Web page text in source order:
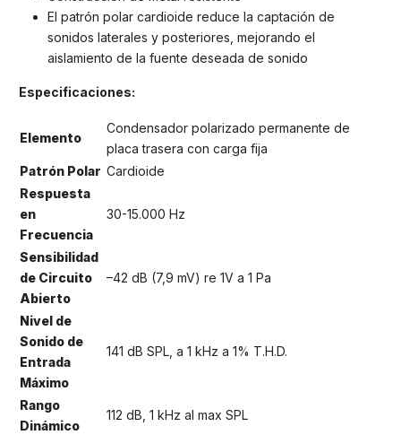
El patrón polar cardioide reduce la captación de
sonidos laterales y posteriores, mejorando el
aislamiento de la fuente deseada de sonido
Especificaciones:
Elemento
Condensador polarizado permanente de
placa trasera con carga fija
Patrón Polar Cardioide
Respuesta
en
Frecuencia
30-15.000 Hz
Sensibilidad
de Circuito
Abierto
–42 dB (7,9 mV) re 1V a 1 Pa
Nivel de
Sonido de
Entrada
Máximo
141 dB SPL, a 1 kHz a 1% T.H.D.
Rango
Dinámico
112 dB, 1 kHz al max SPL